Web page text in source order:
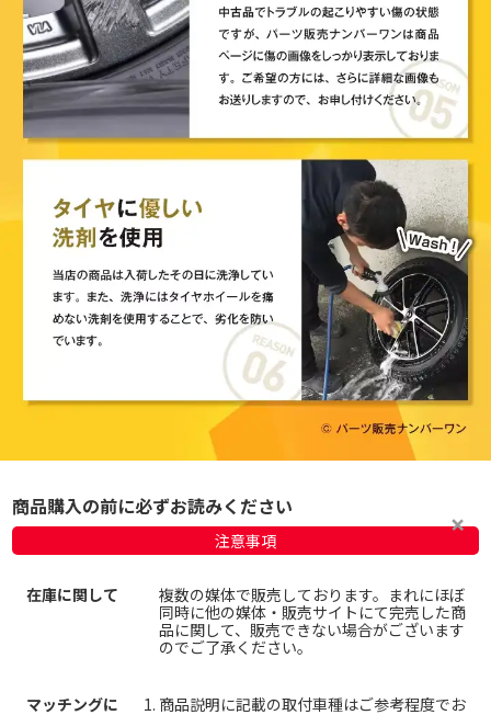
商品購入の前に必ずお読みください
注意事項
在庫に関して
複数の媒体で販売しております。まれにほぼ
同時に他の媒体・販売サイトにて完売した商
品に関して、販売できない場合がございます
のでご了承ください。
マッチングに
商品説明に記載の取付車種はご参考程度でお